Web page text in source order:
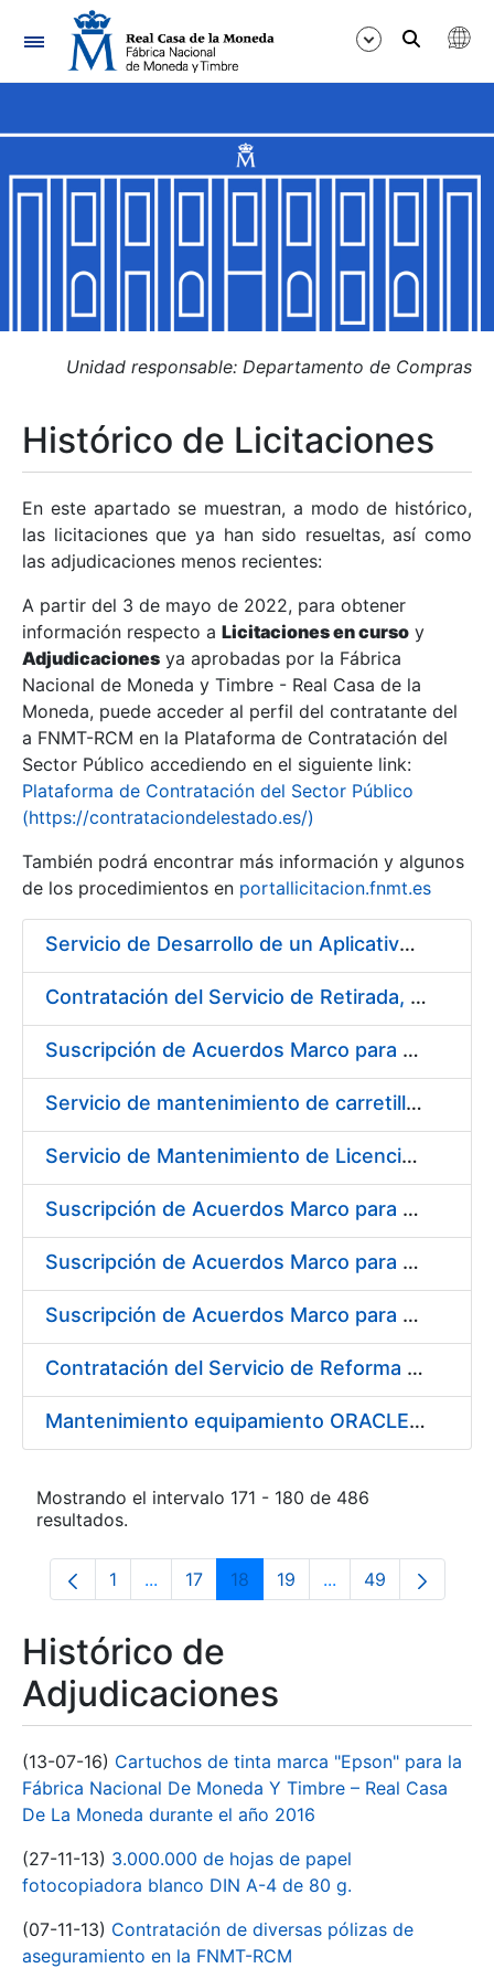
Navegación
Mostrar/Ocultar
Mostrar/Ocultar
Mostrar/Ocultar
Mostrar/Ocultar
Mostrar/Ocultar
Mostrar/Ocultar
Unidad responsable: Departamento de Compras
Histórico de Licitaciones
En este apartado se muestran, a modo de histórico,
las licitaciones que ya han sido resueltas, así como
las adjudicaciones menos recientes:
A partir del 3 de mayo de 2022, para obtener
información respecto a Licitaciones en curso y
Adjudicaciones ya aprobadas por la Fábrica
Nacional de Moneda y Timbre - Real Casa de la
Moneda, puede acceder al perfil del contratante del
a FNMT-RCM en la Plataforma de Contratación del
Sector Público accediendo en el siguiente link:
Plataforma de Contratación del Sector Público
(https://contrataciondelestado.es/)
También podrá encontrar más información y algunos
de los procedimientos en portallicitacion.fnmt.es
Servicio de Desarrollo de un Aplicativo para la Generación de Claves
Contratación del Servicio de Retirada, Transporte y Gestión de Briquetas en Fábrica de Papel de Burgos
Suscripción de Acuerdos Marco para el Suministro de Material de Electrónica e Informática
Servicio de mantenimiento de carretillas transportadoras - elevadoras para la FNMT-RCM
Servicio de Mantenimiento de Licencias Liferay
Suscripción de Acuerdos Marco para el Suministro de Material de Filtración
Suscripción de Acuerdos Marco para el Suministro de Material de Fontanería y Aire Acondicionado
Suscripción de Acuerdos Marco para el Suministro de Material de Neumática
Contratación del Servicio de Reforma de la Embocadura, Limpieza, Pintado y Numerado de Contenedores para Moneda de la FNMT-RCM
Mantenimiento equipamiento ORACLE en CERES
Mostrando el intervalo 171 - 180 de 486
resultados.
Página
1 ...Páginas intermedias Use TAB para
Página
17 Página
18 Página
19 ...PáginasPágina
49
Histórico de
Adjudicaciones
(13-07-16) Cartuchos de tinta marca "Epson" para la
Fábrica Nacional De Moneda Y Timbre – Real Casa
De La Moneda durante el año 2016
(27-11-13) 3.000.000 de hojas de papel
fotocopiadora blanco DIN A-4 de 80 g.
(07-11-13) Contratación de diversas pólizas de
aseguramiento en la FNMT-RCM